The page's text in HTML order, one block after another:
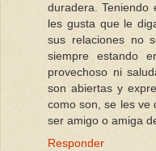
duradera. Teniendo
les gusta que le
sus relaciones no
siempre estando
provechoso ni
son abiertas y
como son, se les ve
ser amigo o amiga
Responder